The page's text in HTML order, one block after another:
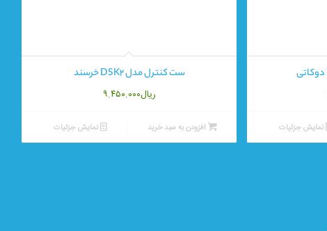
نمایش جزئیات
ست کنترل مدل DSK2 خرسند
ریال۹.۴۵۰.۰۰۰
افزودن به سبد خرید نمایش جزئیات